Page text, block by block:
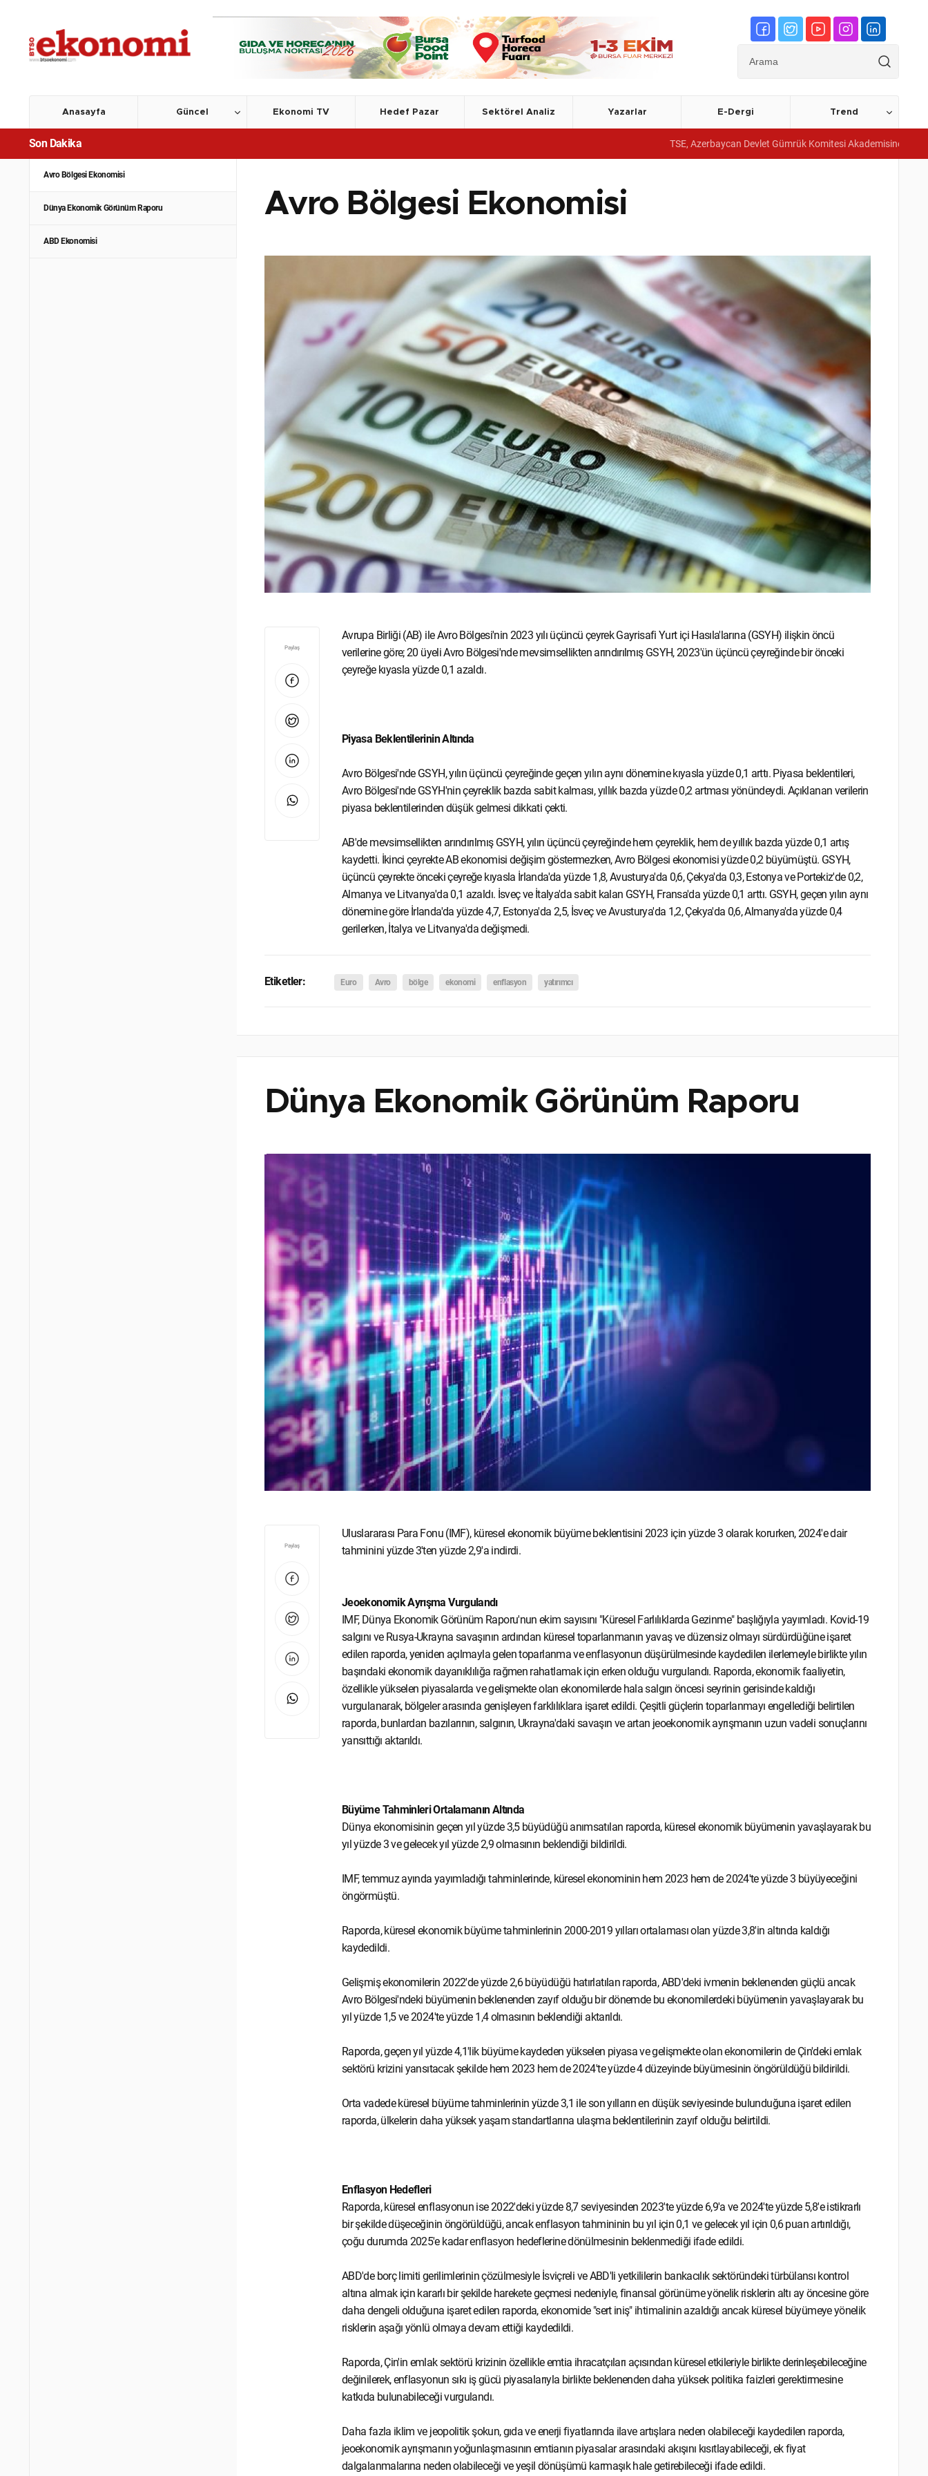
Anasayfa Güncel Ekonomi TV Hedef Pazar Sektörel Analiz Yazarlar E-Dergi Trend
Son Dakika TSE, Azerbaycan Devlet Gümrük Komitesi Akademisine yönetim sistemi
Avro Bölgesi Ekonomisi
Dünya Ekonomik Görünüm Raporu
ABD Ekonomisi
Avro Bölgesi Ekonomisi
Paylaş
Avrupa Birliği (AB) ile Avro Bölgesi'nin 2023 yılı üçüncü çeyrek Gayrisafi Yurt içi Hasıla'larına (GSYH) ilişkin öncü
verilerine göre; 20 üyeli Avro Bölgesi'nde mevsimsellikten arındırılmış GSYH, 2023'ün üçüncü çeyreğinde bir önceki
çeyreğe kıyasla yüzde 0,1 azaldı.
Piyasa Beklentilerinin Altında
Avro Bölgesi'nde GSYH, yılın üçüncü çeyreğinde geçen yılın aynı dönemine kıyasla yüzde 0,1 arttı. Piyasa beklentileri,
Avro Bölgesi'nde GSYH'nin çeyreklik bazda sabit kalması, yıllık bazda yüzde 0,2 artması yönündeydi. Açıklanan verilerin
piyasa beklentilerinden düşük gelmesi dikkati çekti.
AB'de mevsimsellikten arındırılmış GSYH, yılın üçüncü çeyreğinde hem çeyreklik, hem de yıllık bazda yüzde 0,1 artış
kaydetti. İkinci çeyrekte AB ekonomisi değişim göstermezken, Avro Bölgesi ekonomisi yüzde 0,2 büyümüştü. GSYH,
üçüncü çeyrekte önceki çeyreğe kıyasla İrlanda'da yüzde 1,8, Avusturya'da 0,6, Çekya'da 0,3, Estonya ve Portekiz'de 0,2,
Almanya ve Litvanya'da 0,1 azaldı. İsveç ve İtalya'da sabit kalan GSYH, Fransa'da yüzde 0,1 arttı. GSYH, geçen yılın aynı
dönemine göre İrlanda'da yüzde 4,7, Estonya'da 2,5, İsveç ve Avusturya'da 1,2, Çekya'da 0,6, Almanya'da yüzde 0,4
gerilerken, İtalya ve Litvanya'da değişmedi.
Etiketler: Euro Avro bölge ekonomi enflasyon yatırımcı
Dünya Ekonomik Görünüm Raporu
Paylaş
Uluslararası Para Fonu (IMF), küresel ekonomik büyüme beklentisini 2023 için yüzde 3 olarak korurken, 2024'e dair
tahminini yüzde 3'ten yüzde 2,9'a indirdi.
Jeoekonomik Ayrışma Vurgulandı
IMF, Dünya Ekonomik Görünüm Raporu'nun ekim sayısını "Küresel Farlılıklarda Gezinme" başlığıyla yayımladı. Kovid-19
salgını ve Rusya-Ukrayna savaşının ardından küresel toparlanmanın yavaş ve düzensiz olmayı sürdürdüğüne işaret
edilen raporda, yeniden açılmayla gelen toparlanma ve enflasyonun düşürülmesinde kaydedilen ilerlemeyle birlikte yılın
başındaki ekonomik dayanıklılığa rağmen rahatlamak için erken olduğu vurgulandı. Raporda, ekonomik faaliyetin,
özellikle yükselen piyasalarda ve gelişmekte olan ekonomilerde hala salgın öncesi seyrinin gerisinde kaldığı
vurgulanarak, bölgeler arasında genişleyen farklılıklara işaret edildi. Çeşitli güçlerin toparlanmayı engellediği belirtilen
raporda, bunlardan bazılarının, salgının, Ukrayna'daki savaşın ve artan jeoekonomik ayrışmanın uzun vadeli sonuçlarını
yansıttığı aktarıldı.
Büyüme Tahminleri Ortalamanın Altında
Dünya ekonomisinin geçen yıl yüzde 3,5 büyüdüğü anımsatılan raporda, küresel ekonomik büyümenin yavaşlayarak bu
yıl yüzde 3 ve gelecek yıl yüzde 2,9 olmasının beklendiği bildirildi.
IMF, temmuz ayında yayımladığı tahminlerinde, küresel ekonominin hem 2023 hem de 2024'te yüzde 3 büyüyeceğini
öngörmüştü.
Raporda, küresel ekonomik büyüme tahminlerinin 2000-2019 yılları ortalaması olan yüzde 3,8'in altında kaldığı
kaydedildi.
Gelişmiş ekonomilerin 2022'de yüzde 2,6 büyüdüğü hatırlatılan raporda, ABD'deki ivmenin beklenenden güçlü ancak
Avro Bölgesi'ndeki büyümenin beklenenden zayıf olduğu bir dönemde bu ekonomilerdeki büyümenin yavaşlayarak bu
yıl yüzde 1,5 ve 2024'te yüzde 1,4 olmasının beklendiği aktarıldı.
Raporda, geçen yıl yüzde 4,1'lik büyüme kaydeden yükselen piyasa ve gelişmekte olan ekonomilerin de Çin'deki emlak
sektörü krizini yansıtacak şekilde hem 2023 hem de 2024'te yüzde 4 düzeyinde büyümesinin öngörüldüğü bildirildi.
Orta vadede küresel büyüme tahminlerinin yüzde 3,1 ile son yılların en düşük seviyesinde bulunduğuna işaret edilen
raporda, ülkelerin daha yüksek yaşam standartlarına ulaşma beklentilerinin zayıf olduğu belirtildi.
Enflasyon Hedefleri
Raporda, küresel enflasyonun ise 2022'deki yüzde 8,7 seviyesinden 2023'te yüzde 6,9'a ve 2024'te yüzde 5,8'e istikrarlı
bir şekilde düşeceğinin öngörüldüğü, ancak enflasyon tahmininin bu yıl için 0,1 ve gelecek yıl için 0,6 puan artırıldığı,
çoğu durumda 2025'e kadar enflasyon hedeflerine dönülmesinin beklenmediği ifade edildi.
ABD'de borç limiti gerilimlerinin çözülmesiyle İsviçreli ve ABD'li yetkililerin bankacılık sektöründeki türbülansı kontrol
altına almak için kararlı bir şekilde harekete geçmesi nedeniyle, finansal görünüme yönelik risklerin altı ay öncesine göre
daha dengeli olduğuna işaret edilen raporda, ekonomide "sert iniş" ihtimalinin azaldığı ancak küresel büyümeye yönelik
risklerin aşağı yönlü olmaya devam ettiği kaydedildi.
Raporda, Çin'in emlak sektörü krizinin özellikle emtia ihracatçıları açısından küresel etkileriyle birlikte derinleşebileceğine
değinilerek, enflasyonun sıkı iş gücü piyasalarıyla birlikte beklenenden daha yüksek politika faizleri gerektirmesine
katkıda bulunabileceği vurgulandı.
Daha fazla iklim ve jeopolitik şokun, gıda ve enerji fiyatlarında ilave artışlara neden olabileceği kaydedilen raporda,
jeoekonomik ayrışmanın yoğunlaşmasının emtianın piyasalar arasındaki akışını kısıtlayabileceği, ek fiyat
dalgalanmalarına neden olabileceği ve yeşil dönüşümü karmaşık hale getirebileceği ifade edildi.